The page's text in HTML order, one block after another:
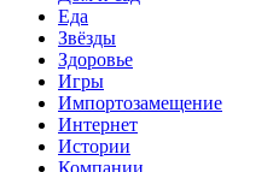
Еда
Звёзды
Здоровье
Игры
Импортозамещение
Интернет
Истории
Компании